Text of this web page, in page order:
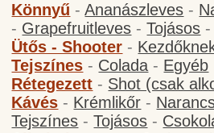
Könnyű -Ananászleves -
- Grapefruitleves -Tojásos
Ütős - Shooter -
Tejszínes - Colada - Egyéb
Rétegezett - Shot (csak
Kávés - Krémlikőr -
Tejszínes -Tojásos -